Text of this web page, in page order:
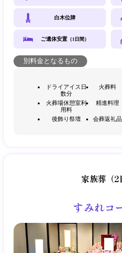
白木位牌
ご遺体安置（1日間）
別料金となるもの
ドライアイス日
数分
火葬料
火葬場休憩室利
用料
精進料理
後飾り祭壇 会葬返礼品
家族葬（2
すみれコ